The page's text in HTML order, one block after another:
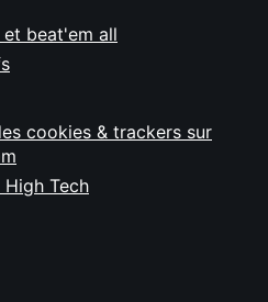
beat'em all
cookies & trackers sur
High Tech